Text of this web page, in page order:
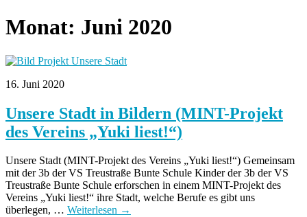
Monat: Juni 2020
16. Juni 2020
Unsere Stadt in Bildern (MINT-Projekt
des Vereins „Yuki liest!“)
Unsere Stadt (MINT-Projekt des Vereins „Yuki liest!“) Gemeinsam
mit der 3b der VS Treustraße Bunte Schule Kinder der 3b der VS
Treustraße Bunte Schule erforschen in einem MINT-Projekt des
Vereins „Yuki liest!“ ihre Stadt, welche Berufe es gibt uns
überlegen, … Weiterlesen →